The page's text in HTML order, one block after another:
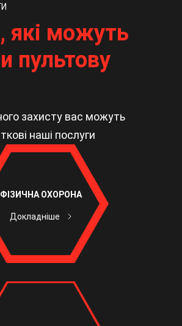
які можуть
пультову
захисту вас можуть
наші послуги
ФІЗИЧНА ОХОРОНА
Докладніше